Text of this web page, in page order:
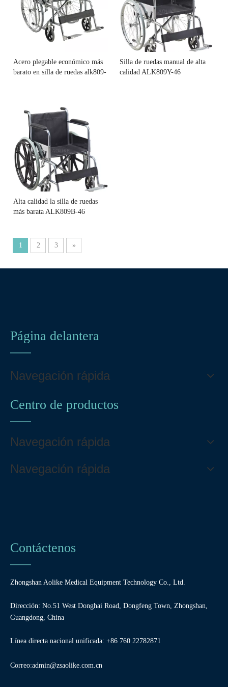
Acero plegable económico más
barato en silla de ruedas alk809-
Silla de ruedas manual de alta
calidad ALK809Y-46
Alta calidad la silla de ruedas
más barata ALK809B-46
1 2 3 »
Página delantera
Navegación rápida
Centro de productos
Navegación rápida
Navegación rápida
Contáctenos
Zhongshan Aolike Medical Equipment Technology Co., Ltd.
Dirección: No.51 West Donghai Road, Dongfeng Town, Zhongshan,
Guangdong, China
Línea directa nacional unificada: +86 760 22782871
Correo:admin@zsaolike.com.cn